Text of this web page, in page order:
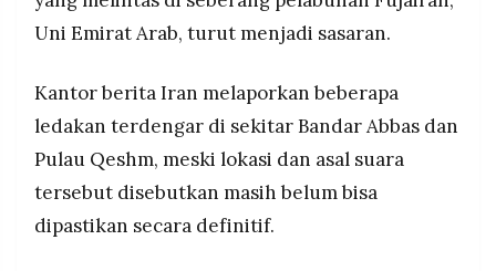
Uni Emirat Arab, turut menjadi sasaran.
Kantor berita Iran melaporkan beberapa
ledakan terdengar di sekitar Bandar Abbas dan
Pulau Qeshm, meski lokasi dan asal suara
tersebut disebutkan masih belum bisa
dipastikan secara definitif.